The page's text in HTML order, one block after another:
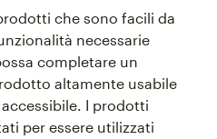
che sono facili da
necessarie
completare un
altamente usabile
I prodotti
per essere utilizzati